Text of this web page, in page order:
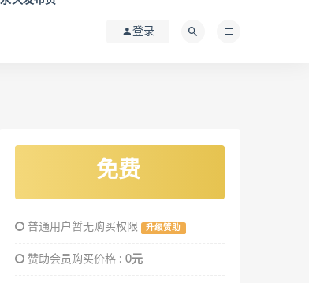
登录
免费
普通用户暂无购买权限 升级赞助
赞助会员购买价格 : 0元